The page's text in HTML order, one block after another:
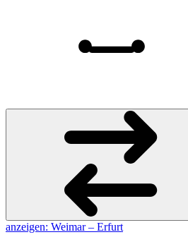
anzeigen: Weimar – Erfurt